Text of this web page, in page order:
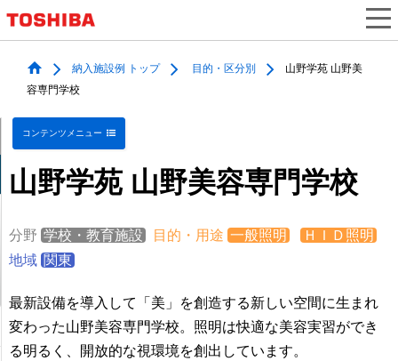
納入施設例 トップ 目的・区分別
山野学苑 山野美
容専門学校
コンテンツメニュー
山野学苑 山野美容専門学校
分野 学校・教育施設 目的・用途 一般照明
ＨＩＤ照明
地域 関東
最新設備を導入して「美」を創造する新しい空間に生まれ
変わった山野美容専門学校。照明は快適な美容実習ができ
る明るく、開放的な視環境を創出しています。